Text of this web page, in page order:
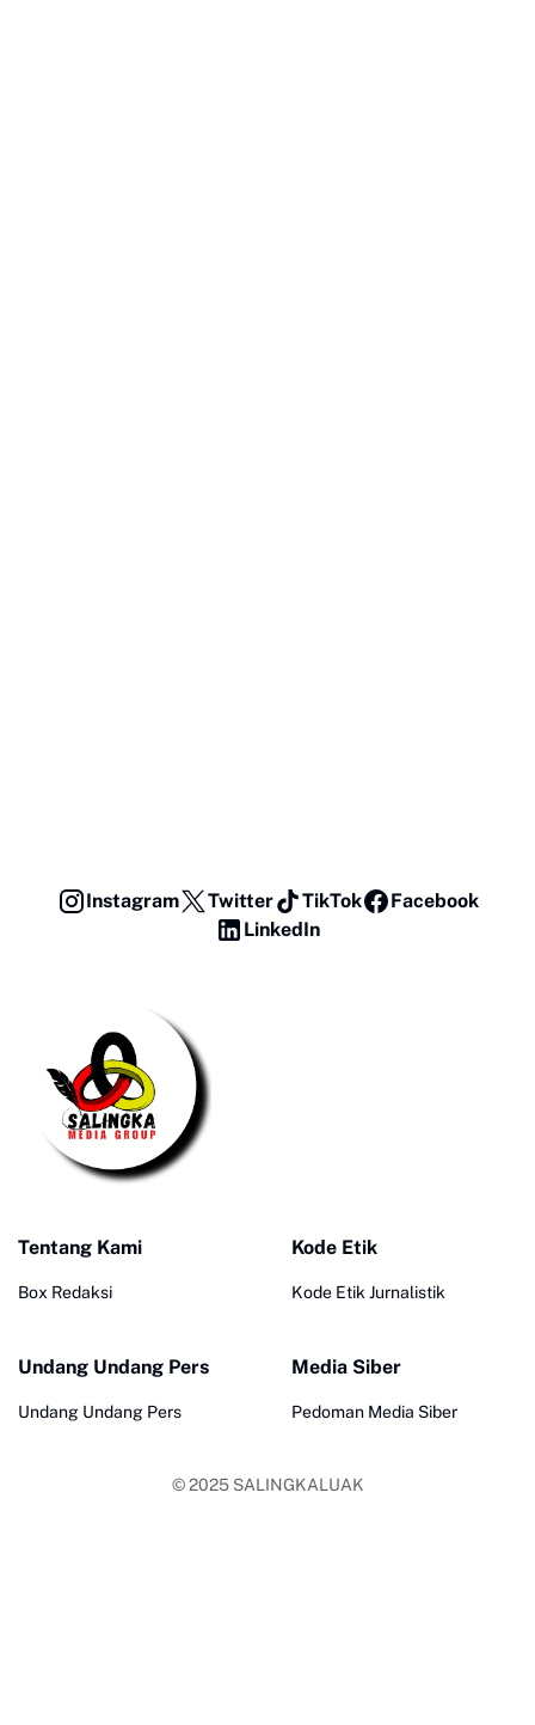
Instagram Twitter TikTok
Facebook
LinkedIn
Tentang Kami
Box Redaksi
Kode Etik
Kode Etik Jurnalistik
Undang Undang Pers
Undang Undang Pers
Media Siber
Pedoman Media Siber
© 2025 SALINGKALUAK